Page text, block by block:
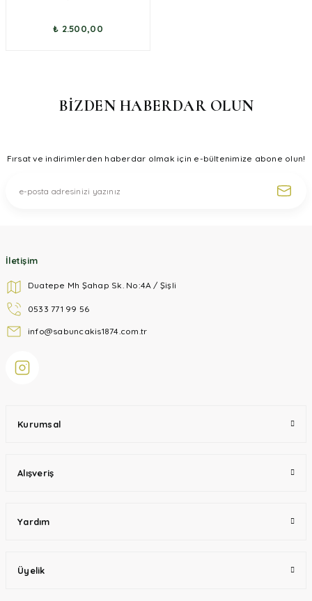
₺ 2.500,00
BİZDEN HABERDAR OLUN
Fırsat ve indirimlerden haberdar olmak için e-bültenimize abone olun!
İletişim
Duatepe Mh Şahap Sk. No:4A / Şişli
0533 771 99 56
info@sabuncakis1874.com.tr
Kurumsal
Alışveriş
Yardım
Üyelik